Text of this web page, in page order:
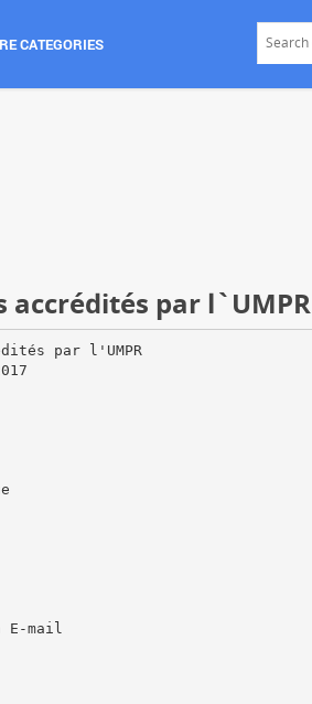
CATEGORIES
accrédités par l`UMPR
par l'UMPR
E-mail